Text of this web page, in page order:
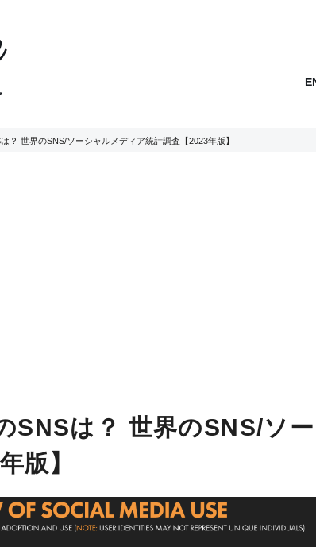
？ 世界のSNS/ソーシャルメディア統計調査【2023年版】
SNSは？ 世界のSNS/ソ
版】